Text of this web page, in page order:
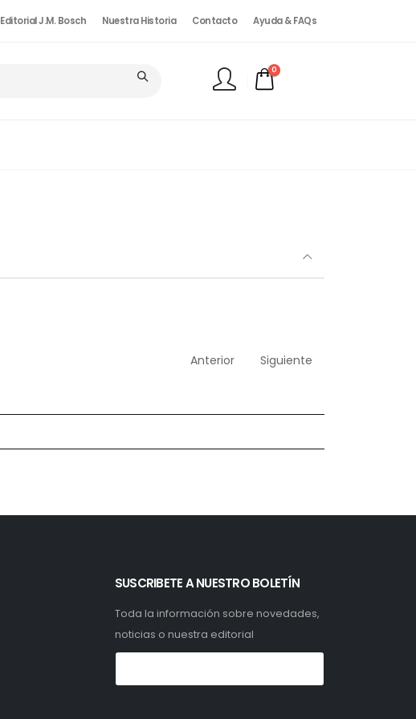
Editorial J.M. Bosch Nuestra Historia Contacto Ayuda & FAQs
0
Anterior Siguiente
SUSCRIBETE A NUESTRO BOLETÍN
Toda la información sobre novedades,
noticias o nuestra editorial